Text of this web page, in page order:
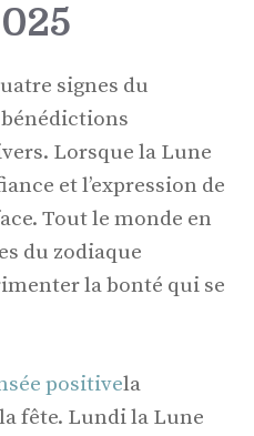
signes du
Lorsque la Lune
et l’expression de
Tout le monde en
du zodiaque
la bonté qui se
positivela
fête. Lundi la Lune